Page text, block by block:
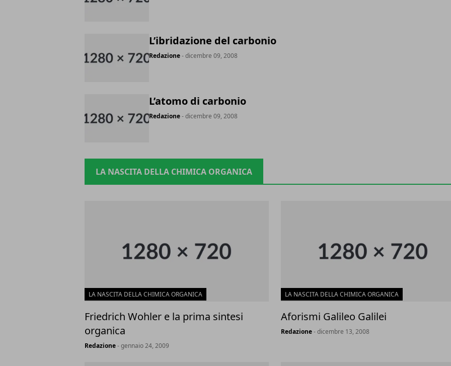
L’ibridazione del carbonio
Redazione- dicembre 09, 2008
L’atomo di carbonio
Redazione- dicembre 09, 2008
LA NASCITA DELLA CHIMICA ORGANICA
LA NASCITA DELLA CHIMICA ORGANICA
Friedrich Wohler e la prima sintesi
organica
Redazione- gennaio 24, 2009
LA NASCITA DELLA CHIMICA ORGANICA
Aforismi Galileo Galilei
Redazione- dicembre 13, 2008